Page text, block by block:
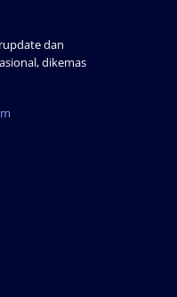
dan
dikemas